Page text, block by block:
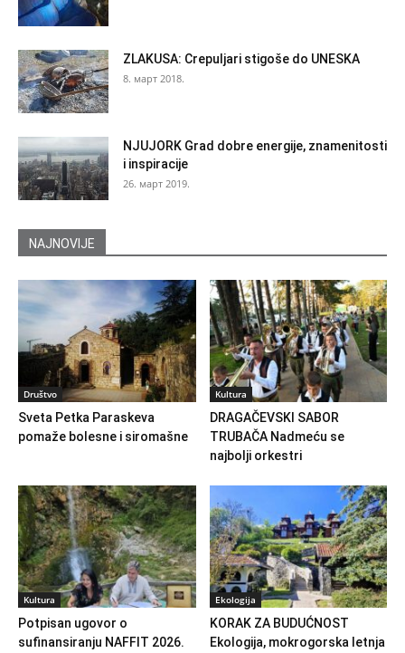
ZLAKUSA: Crepuljari stigoše do UNESKA
8. март 2018.
NJUJORK Grad dobre energije, znamenitosti
i inspiracije
26. март 2019.
NAJNOVIJE
Društvo
Sveta Petka Paraskeva
pomaže bolesne i siromašne
Kultura
DRAGAČEVSKI SABOR
TRUBAČA Nadmeću se
najbolji orkestri
Kultura
Potpisan ugovor o
sufinansiranju NAFFIT 2026.
Ekologija
KORAK ZA BUDUĆNOST
Ekologija, mokrogorska letnja